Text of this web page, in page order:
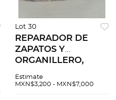
Lot 30
REPARADOR DE
ZAPATOS Y
ORGANILLERO,
Elaborados en
Estimate
MXN$3,200 - MXN$7,000